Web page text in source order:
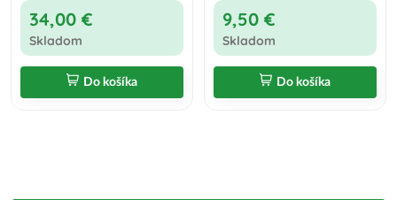
34,00 €
Skladom
Do košíka
9,50 €
Skladom
Do košíka